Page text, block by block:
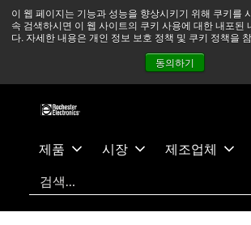
이 웹 페이지는 기능과 성능을 향상시키기 위해 쿠키를
속 검색하시면 이 웹 사이트의 쿠키 사용에 대한 내포된
다. 자세한 내용은 개인 정보 보호 정책 및 쿠키 정책을
동의하기
츠
건
중동 지역 상황을 지속적으로 주시하고 있
정상적으로 운영되고 있습니다. 더
뉴스
문의하기
제품 시장 제조업체
검색